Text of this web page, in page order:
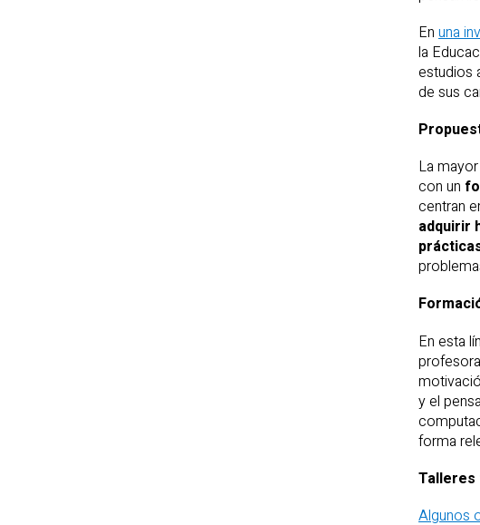
En una
la
estudios
de sus
La
con un
centran
adquirir
En esta
y el
forma
Talleres
Algunos